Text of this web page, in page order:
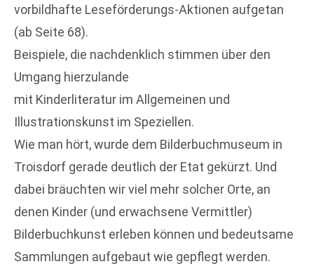
vorbildhafte Leseförderungs-Aktionen aufgetan
(ab Seite 68).
Beispiele, die nachdenklich stimmen über den
Umgang hierzulande
mit Kinderliteratur im Allgemeinen und
Illustrationskunst im Speziellen.
Wie man hört, wurde dem Bilderbuchmuseum in
Troisdorf gerade deutlich der Etat gekürzt. Und
dabei bräuchten wir viel mehr solcher Orte, an
denen Kinder (und erwachsene Vermittler)
Bilderbuchkunst erleben können und bedeutsame
Sammlungen aufgebaut wie gepflegt werden.